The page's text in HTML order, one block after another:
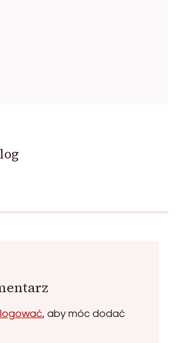
, aby móc dodać